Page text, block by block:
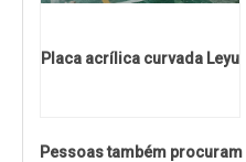
Placa acrílica curvada Leyu
Pessoas também